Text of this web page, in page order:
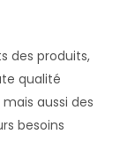
des produits,
qualité
aussi des
besoins